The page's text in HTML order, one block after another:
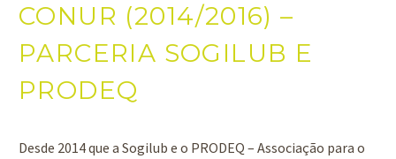
CONUR (2014/2016) –
PARCERIA SOGILUB E
PRODEQ
Desde 2014 que a Sogilub e o PRODEQ – Associação para o